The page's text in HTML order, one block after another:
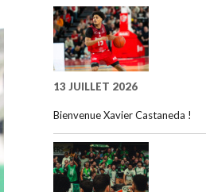
13 JUILLET 2026
Bienvenue Xavier Castaneda !